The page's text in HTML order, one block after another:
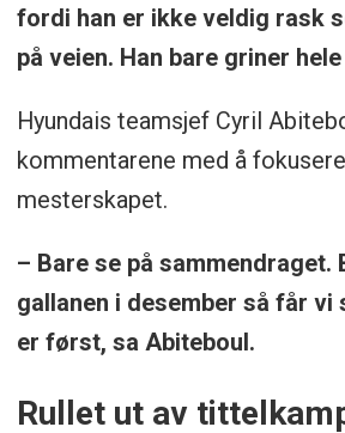
fordi han er ikke veldig rask
på veien. Han bare griner
Hyundais teamsjef Cyril
kommentarene med å
mesterskapet.
– Bare se på sammendraget.
gallanen i desember så får vi
er først, sa Abiteboul.
Rullet ut av